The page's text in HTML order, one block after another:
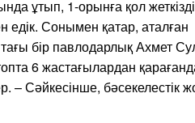
ұтып, 1-орынға қол
едік. Сонымен қатар, аталған
тағы бір павлодарлық Ахмет
6 жастағылардан
– Сәйкесінше, бәсекелестік